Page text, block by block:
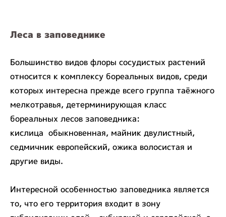
Леса в заповеднике
Большинство видов флоры сосудистых растений
относится к комплексу бореальных видов, среди
которых интересна прежде всего группа таёжного
мелкотравья, детерминирующая класс
бореальных лесов заповедника:
кислица обыкновенная, майник двулистный,
седмичник европейский, ожика волосистая и
другие виды.
Интересной особенностью заповедника является
то, что его территория входит в зону